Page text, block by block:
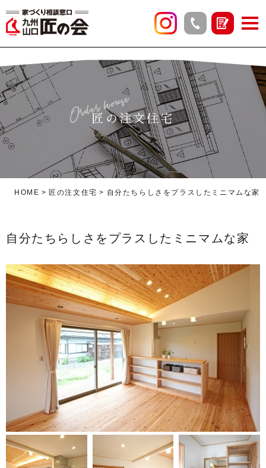
匠の注文住宅
Order house
HOME 匠の注文住宅 自分たちらしさをプラスしたミニマムな家
自分たちらしさをプラスしたミニマムな家